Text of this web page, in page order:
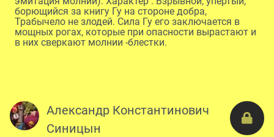
борющийся за книгу Гу на стороне добра,
Трабычело не злодей. Сила Гу его заключается в
мощных рогах, которые при опасности вырастают и
в них сверкают молнии -блестки.
Александр Константинович
Синицын